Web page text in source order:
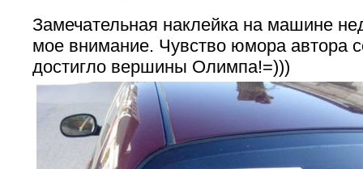
Замечательная наклейка на машине
мое внимание. Чувство юмора автора
достигло вершины Олимпа!=)))